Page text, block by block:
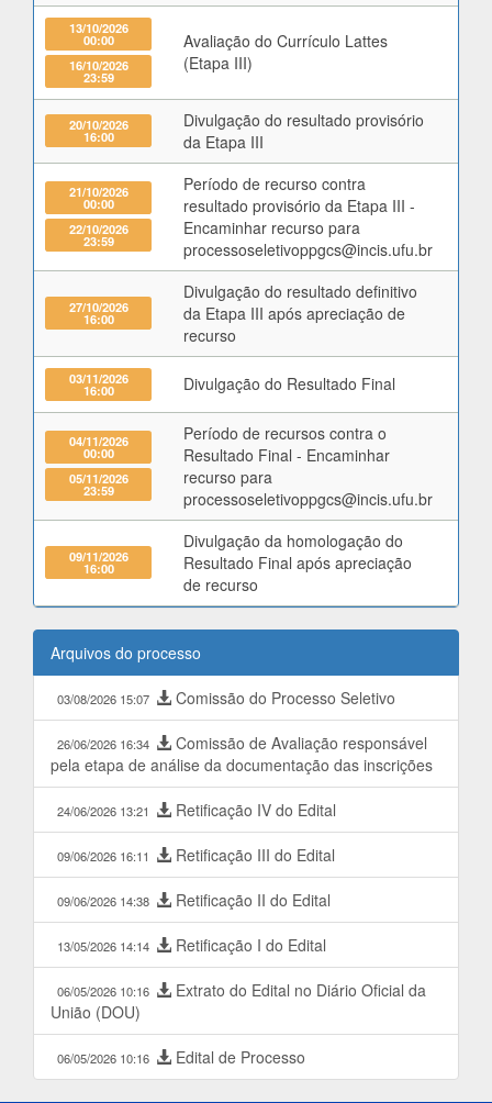
13/10/2026
00:00
16/10/2026
23:59
Avaliação do Currículo Lattes
(Etapa III)
20/10/2026
16:00
Divulgação do resultado provisório
da Etapa III
21/10/2026
00:00
22/10/2026
23:59
Período de recurso contra
resultado provisório da Etapa III -
Encaminhar recurso para
processoseletivoppgcs@incis.ufu.br
27/10/2026
16:00
Divulgação do resultado definitivo
da Etapa III após apreciação de
recurso
03/11/2026
16:00 Divulgação do Resultado Final
04/11/2026
00:00
05/11/2026
23:59
Período de recursos contra o
Resultado Final - Encaminhar
recurso para
processoseletivoppgcs@incis.ufu.br
09/11/2026
16:00
Divulgação da homologação do
Resultado Final após apreciação
de recurso
Arquivos do processo
03/08/2026 15:07 Comissão do Processo Seletivo
26/06/2026 16:34
Comissão de Avaliação responsável
pela etapa de análise da documentação das inscrições
24/06/2026 13:21 Retificação IV do Edital
09/06/2026 16:11 Retificação III do Edital
09/06/2026 14:38 Retificação II do Edital
13/05/2026 14:14 Retificação I do Edital
06/05/2026 10:16
Extrato do Edital no Diário Oficial da
União (DOU)
06/05/2026 10:16 Edital de Processo